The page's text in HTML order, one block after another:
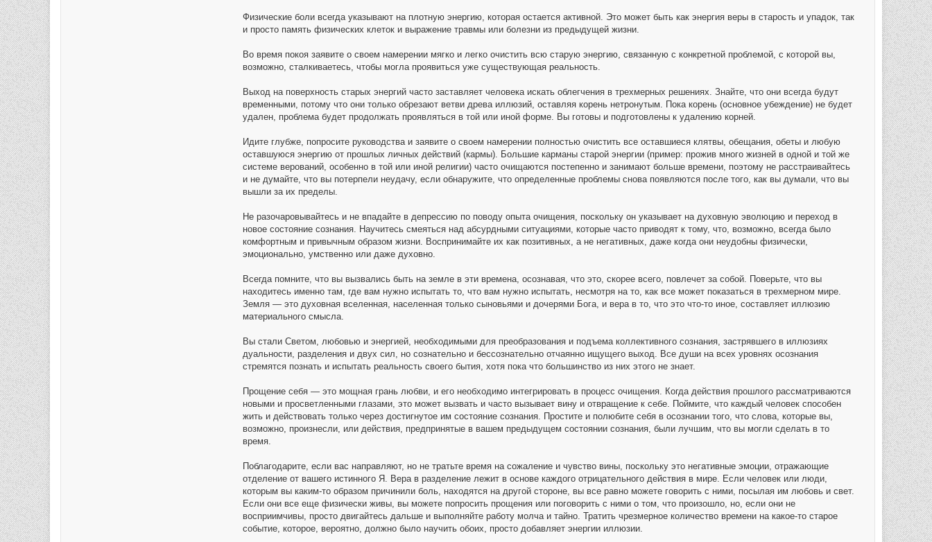
Физические боли всегда указывают на плотную энергию, которая остается активной. Это может быть как энергия веры в старость и упадок, так
и просто память физических клеток и выражение травмы или болезни из предыдущей жизни.
Во время покоя заявите о своем намерении мягко и легко очистить всю старую энергию, связанную с конкретной проблемой, с которой вы,
возможно, сталкиваетесь, чтобы могла проявиться уже существующая реальность.
Выход на поверхность старых энергий часто заставляет человека искать облегчения в трехмерных решениях. Знайте, что они всегда будут
временными, потому что они только обрезают ветви древа иллюзий, оставляя корень нетронутым. Пока корень (основное убеждение) не будет
удален, проблема будет продолжать проявляться в той или иной форме. Вы готовы и подготовлены к удалению корней.
Идите глубже, попросите руководства и заявите о своем намерении полностью очистить все оставшиеся клятвы, обещания, обеты и любую
оставшуюся энергию от прошлых личных действий (кармы). Большие карманы старой энергии (пример: прожив много жизней в одной и той же
системе верований, особенно в той или иной религии) часто очищаются постепенно и занимают больше времени, поэтому не расстраивайтесь
и не думайте, что вы потерпели неудачу, если обнаружите, что определенные проблемы снова появляются после того, как вы думали, что вы
вышли за их пределы.
Не разочаровывайтесь и не впадайте в депрессию по поводу опыта очищения, поскольку он указывает на духовную эволюцию и переход в
новое состояние сознания. Научитесь смеяться над абсурдными ситуациями, которые часто приводят к тому, что, возможно, всегда было
комфортным и привычным образом жизни. Воспринимайте их как позитивных, а не негативных, даже когда они неудобны физически,
эмоционально, умственно или даже духовно.
Всегда помните, что вы вызвались быть на земле в эти времена, осознавая, что это, скорее всего, повлечет за собой. Поверьте, что вы
находитесь именно там, где вам нужно испытать то, что вам нужно испытать, несмотря на то, как все может показаться в трехмерном мире.
Земля — это духовная вселенная, населенная только сыновьями и дочерями Бога, и вера в то, что это что-то иное, составляет иллюзию
материального смысла.
Вы стали Светом, любовью и энергией, необходимыми для преобразования и подъема коллективного сознания, застрявшего в иллюзиях
дуальности, разделения и двух сил, но сознательно и бессознательно отчаянно ищущего выход. Все души на всех уровнях осознания
стремятся познать и испытать реальность своего бытия, хотя пока что большинство из них этого не знает.
Прощение себя — это мощная грань любви, и его необходимо интегрировать в процесс очищения. Когда действия прошлого рассматриваются
новыми и просветленными глазами, это может вызвать и часто вызывает вину и отвращение к себе. Поймите, что каждый человек способен
жить и действовать только через достигнутое им состояние сознания. Простите и полюбите себя в осознании того, что слова, которые вы,
возможно, произнесли, или действия, предпринятые в вашем предыдущем состоянии сознания, были лучшим, что вы могли сделать в то
время.
Поблагодарите, если вас направляют, но не тратьте время на сожаление и чувство вины, поскольку это негативные эмоции, отражающие
отделение от вашего истинного Я. Вера в разделение лежит в основе каждого отрицательного действия в мире. Если человек или люди,
которым вы каким-то образом причинили боль, находятся на другой стороне, вы все равно можете говорить с ними, посылая им любовь и свет.
Если они все еще физически живы, вы можете попросить прощения или поговорить с ними о том, что произошло, но, если они не
восприимчивы, просто двигайтесь дальше и выполняйте работу молча и тайно. Тратить чрезмерное количество времени на какое-то старое
событие, которое, вероятно, должно было научить обоих, просто добавляет энергии иллюзии.